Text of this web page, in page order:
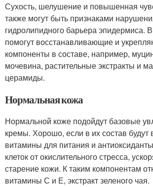
Сухость, шелушение и повышенная
также могут быть признаками
гидролипидного барьера эпидермиса.
помогут восстанавливающие и
компоненты в составе, например,
мочевина, растительные экстракты и
церамиды.
Нормальная кожа
Нормальной коже подойдут базовые
кремы. Хорошо, если в их состав будут
витамины для питания и
клеток от окислительного стресса,
старение кожи. К таким компонентам
витамины С и Е, экстракт зеленого чая.